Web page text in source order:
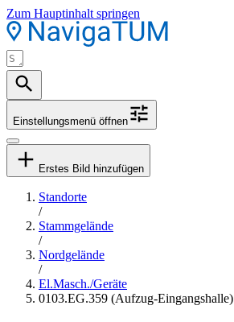
Zum Hauptinhalt springen
Einstellungsmenü öffnen
Erstes Bild hinzufügen
Standorte
/
Stammgelände
/
Nordgelände
/
El.Masch./Geräte
0103.EG.359 (Aufzug-Eingangshalle)